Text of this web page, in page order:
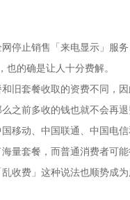
停止销售「来电显示」服
的确是让人十分费解。
旧套餐收取的资费不同，
之前多收的钱也就不会再退
移动、中国联通、中国电
量套餐，而普通消费者可
收费」这种说法也顺势成